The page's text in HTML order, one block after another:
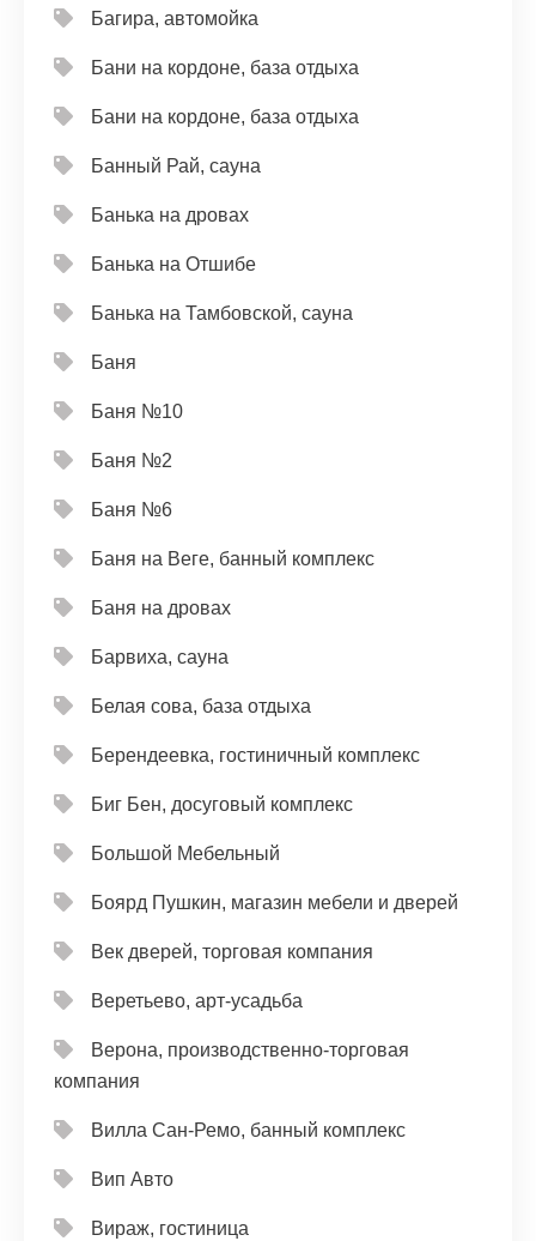
Багира, автомойка
Бани на кордоне, база отдыха
Бани на кордоне, база отдыха
Банный Рай, сауна
Банька на дровах
Банька на Отшибе
Банька на Тамбовской, сауна
Баня
Баня №10
Баня №2
Баня №6
Баня на Веге, банный комплекс
Баня на дровах
Барвиха, сауна
Белая сова, база отдыха
Берендеевка, гостиничный комплекс
Биг Бен, досуговый комплекс
Большой Мебельный
Боярд Пушкин, магазин мебели и дверей
Век дверей, торговая компания
Веретьево, арт-усадьба
Верона, производственно-торговая
компания
Вилла Сан-Ремо, банный комплекс
Вип Авто
Вираж, гостиница